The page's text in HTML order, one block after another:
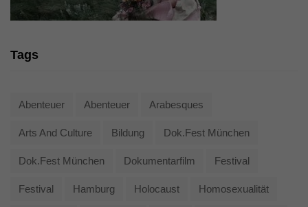
Tags
Abenteuer Abenteuer Arabesques
Arts And Culture Bildung Dok.fest München
Dok.fest München Dokumentarfilm Festival
Festival Hamburg Holocaust Homosexualität